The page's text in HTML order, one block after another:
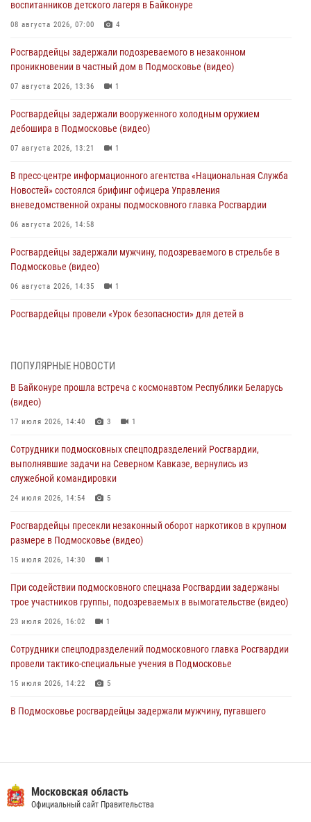
воспитанников детского лагеря в Байконуре
08 августа 2026, 07:00 4
Росгвардейцы задержали подозреваемого в незаконном
проникновении в частный дом в Подмосковье (видео)
07 августа 2026, 13:36 1
Росгвардейцы задержали вооруженного холодным оружием
дебошира в Подмосковье (видео)
07 августа 2026, 13:21 1
В пресс-центре информационного агентства «Национальная Служба
Новостей» состоялся брифинг офицера Управления
вневедомственной охраны подмосковного главка Росгвардии
06 августа 2026, 14:58
Росгвардейцы задержали мужчину, подозреваемого в стрельбе в
Подмосковье (видео)
06 августа 2026, 14:35 1
Росгвардейцы провели «Урок безопасности» для детей в
подозреваемые в организации незаконной миграции и
изготовлении поддельных документов (видео)
05 августа 2026, 15:48
Сотрудники спецподразделения подмосковного главка Росгвардии
отработали навыки огневой подготовки на комплексных учениях
04 августа 2026, 12:21
сигналам «Тревога» с охраняемых объектов в Подмосковье
04 августа 2026, 12:15
(видео)
03 августа 2026, 15:32
ПОПУЛЯРНЫЕ НОВОСТИ
В Байконуре прошла встреча с космонавтом Республики Беларусь
(видео)
17 июля 2026, 14:40 3 1
Сотрудники подмосковных спецподразделений Росгвардии,
выполнявшие задачи на Северном Кавказе, вернулись из
служебной командировки
24 июля 2026, 14:54 5
Росгвардейцы пресекли незаконный оборот наркотиков в крупном
размере в Подмосковье (видео)
15 июля 2026, 14:30 1
При содействии подмосковного спецназа Росгвардии задержаны
трое участников группы, подозреваемых в вымогательстве (видео)
23 июля 2026, 16:02 1
Сотрудники спецподразделений подмосковного главка Росгвардии
провели тактико-специальные учения в Подмосковье
15 июля 2026, 14:22 5
В Подмосковье росгвардейцы задержали мужчину, пугавшего
федеральном розыске (видео)
22 июля 2026, 14:15 1
Московская область
Официальный сайт Правительства